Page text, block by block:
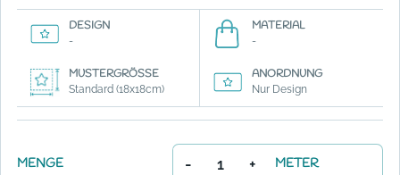
DESIGN
-
MATERIAL
-
MUSTERGRÖSSE
Standard (18x18cm)
ANORDNUNG
Nur Design
MENGE - + METER